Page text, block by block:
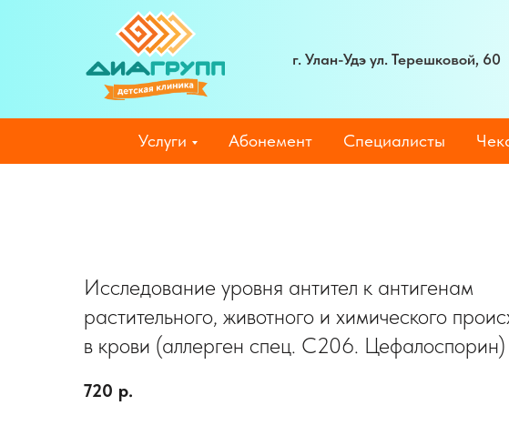
г. Улан-Удэ ул. Терешковой, 60
Услуги Абонемент Специалисты
Исследование уровня антител к антигенам
растительного, животного и химического
в крови (аллерген спец. C206. Цефалоспорин)
720 р.